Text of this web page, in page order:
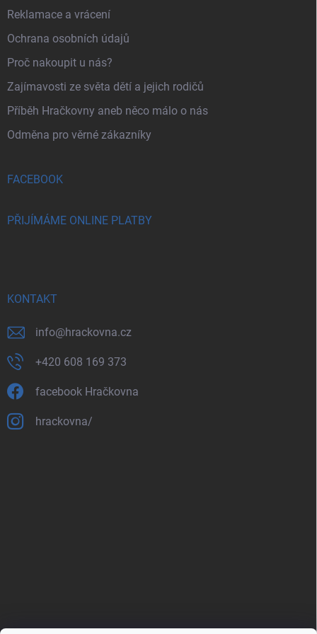
Reklamace a vrácení
Ochrana osobních údajů
Proč nakoupit u nás?
Zajímavosti ze světa dětí a jejich rodičů
Příběh Hračkovny aneb něco málo o nás
Odměna pro věrné zákazníky
FACEBOOK
PŘIJÍMÁME ONLINE PLATBY
KONTAKT
info@hrackovna.cz
+420 608 169 373
facebook Hračkovna
hrackovna/